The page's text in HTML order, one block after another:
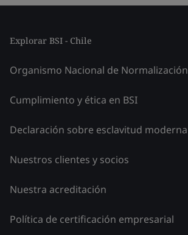
Explorar BSI - Chile
Organismo Nacional de Normalización
Cumplimiento y ética en BSI
Declaración sobre esclavitud moderna
Nuestros clientes y socios
Nuestra acreditación
Política de certificación empresarial